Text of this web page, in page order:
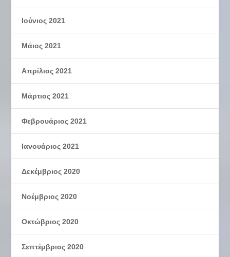
Ιούνιος 2021
Μάιος 2021
Απρίλιος 2021
Μάρτιος 2021
Φεβρουάριος 2021
Ιανουάριος 2021
Δεκέμβριος 2020
Νοέμβριος 2020
Οκτώβριος 2020
Σεπτέμβριος 2020